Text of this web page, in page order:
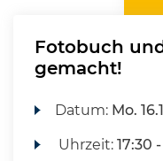
Fotobuch
gemacht!
Datum: Mo.
Uhrzeit:17:30